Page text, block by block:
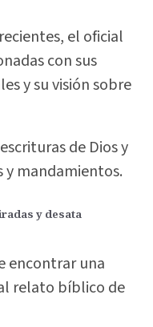
el oficial
con sus
y su visión sobre
de Dios y
y mandamientos.
y desata
encontrar una
relato bíblico de